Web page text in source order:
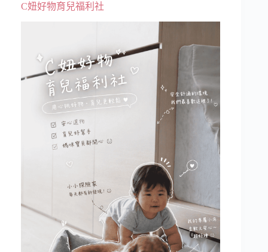
C妞好物育兒福利社